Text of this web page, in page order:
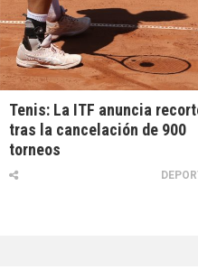
Tenis: La ITF anuncia
tras la cancelación de 900
torneos